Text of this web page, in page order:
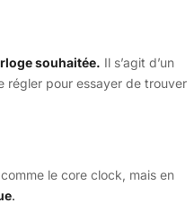
souhaitée. Il s’agit d’un
régler pour essayer de trouver
le core clock, mais en
.